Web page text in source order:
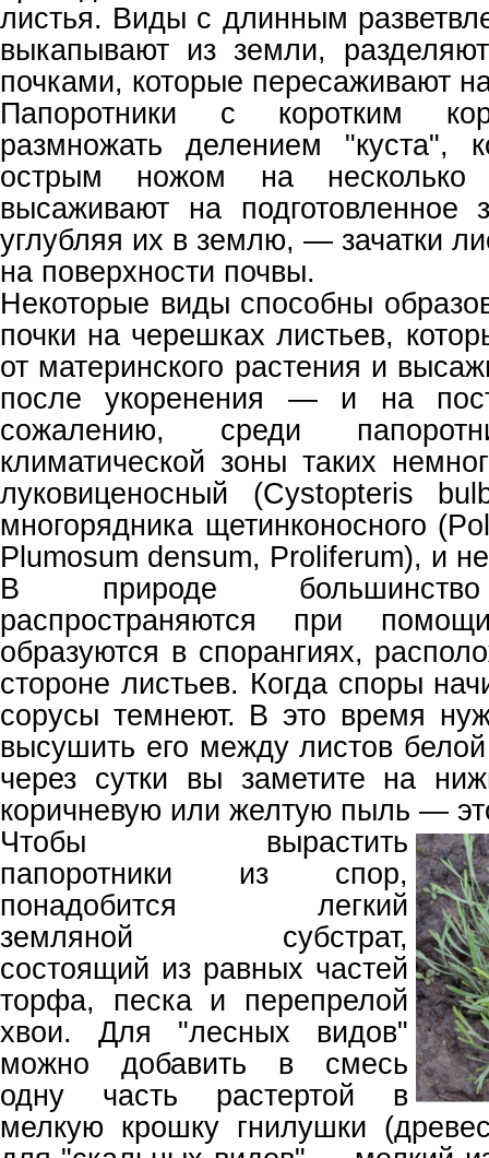
листья. Виды с длинным
выкапывают из земли,
почками, которые пересаживают
Папоротники с коротким
размножать делением "куста",
острым ножом на несколько
высаживают на подготовленное
углубляя их в землю, — зачатки
на поверхности почвы.
Некоторые виды способны
почки на черешках листьев,
от материнского растения и
после укоренения — и на
сожалению, среди
климатической зоны таких
луковиценосный (Cystopteris
многорядника щетинконосного
Plumosum densum, Proliferum), и
В природе большинство
распространяются при
образуются в спорангиях,
стороне листьев. Когда споры
сорусы темнеют. В это время
высушить его между листов
через сутки вы заметите на
коричневую или желтую пыль —
Чтобы вырастить
папоротники из спор,
понадобится легкий
земляной субстрат,
состоящий из равных частей
торфа, песка и перепрелой
хвои. Для "лесных видов"
можно добавить в смесь
одну часть растертой в
мелкую крошку гнилушки